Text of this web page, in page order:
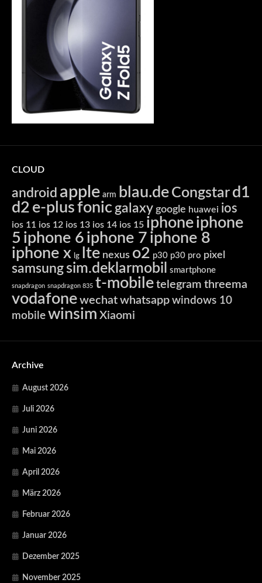
CLOUD
android apple arm blau.de Congstar d1
d2 e-plusfonic galaxy google huawei ios
ios 11 ios 12 ios 13 ios 14 ios 15 iphoneiphone
5 iphone 6 iphone 7 iphone 8
iphone x lg lte nexus o2 p30 p30 pro pixel
samsung sim.deklarmobil smartphone
snapdragon snapdragon 835 t-mobile telegram threema
vodafone wechat whatsapp windows 10
mobile winsim Xiaomi
Archive
August 2026
Juli 2026
Juni 2026
Mai 2026
April 2026
März 2026
Februar 2026
Januar 2026
Dezember 2025
November 2025